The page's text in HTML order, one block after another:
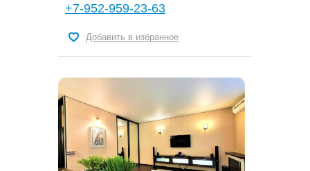
+7-952-959-23-63
Добавить в избранное